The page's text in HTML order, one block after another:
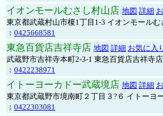
イオンモールむさし村山店 地図 詳細
東京都武蔵村山市榎1丁目1-3 イオンモールむ
： 0425668581
東急百貨店吉祥寺店 地図 詳細 お気に入
武蔵野市吉祥寺本町2-3-1 東急百貨店吉祥寺
： 0422238971
イトーヨーカドー武蔵境店 地図 詳細
東京都武蔵野市境南町２丁目３?６ イトーヨ
： 0422303081